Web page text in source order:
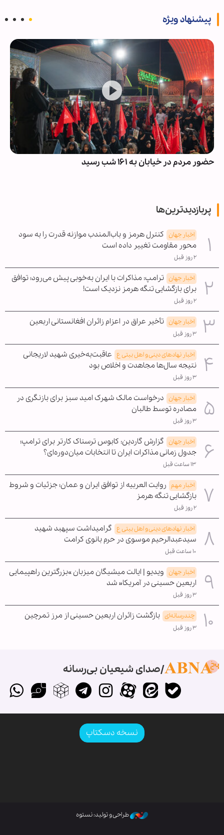
پیشنهاد ویژه
حضور مردم در خیابان به ۱۶۱ شب رسید
پربازدیدترین‌ها
اخبار جهان کنترل هرمز و باب‌المندب موازنه قدرت را به سود
محور مقاومت تغییر داده است
۲ روز قبل
اخبار جهان ترامپ: مذاکرات با ایران به‌خوبی پیش می‌رود؛ توافق
برای بازگشایی تنگه هرمز نزدیک است!
۲ روز قبل
اخبار جهان تأخیر عراق در اعزام زائران افغانستانی اربعین
۳ روز قبل
اخبار نهادهای دینی و اهل بیتی ع عاقبت‌به‌خیری شهید لاریجانی
نتیجه سال‌ها مجاهدت و اخلاص بود
۳ روز قبل
اخبار جهان درخواست مالک شهرک امید سبز برای بازنگری در
مصادره توسط طالبان
۳ روز قبل
اخبار جهان گزارش گاردین: کابوس ترسناک کارتر برای ترامپ؛
جدول زمانی مذاکرات ایران تا انتخابات میان‌دوره‌ای؟
۱۳ ساعت قبل
اخبار مهم روایت العربیه از توافق ایران و عمان؛ جزئیات و شروط
بازگشایی تنگه هرمز
۲ روز قبل
اخبار نهادهای دینی و اهل بیتی ع گرامیداشت سپهبد شهید
سیدعبدالرحیم موسوی در حرم بانوی کرامت
۱۰ ساعت قبل
اخبار جهان ویدیو | ایالت میشیگان میزبان »بزرگترین راهپیمایی
اربعین حسینی در آمریکا« شد
۳ روز قبل
چندرسانه‌ای بازگشت زائران اربعین حسینی از مرز تمرچین
۳ روز قبل
صدای شیعیان بی‌رسانه
نسخه دسکتاپ
طراحی و تولید: نستوه